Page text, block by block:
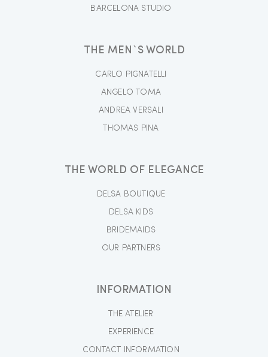
BARCELONA STUDIO
THE MEN`S WORLD
CARLO PIGNATELLI
ANGELO TOMA
ANDREA VERSALI
THOMAS PINA
THE WORLD OF ELEGANCE
DELSA BOUTIQUE
DELSA KIDS
BRIDEMAIDS
OUR PARTNERS
INFORMATION
THE ATELIER
EXPERIENCE
CONTACT INFORMATION